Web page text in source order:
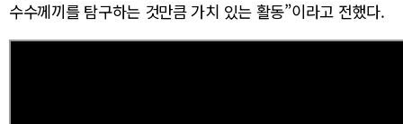
수수께끼를 탐구하는 것만큼 가치 있는 활동”이라고 전했다.